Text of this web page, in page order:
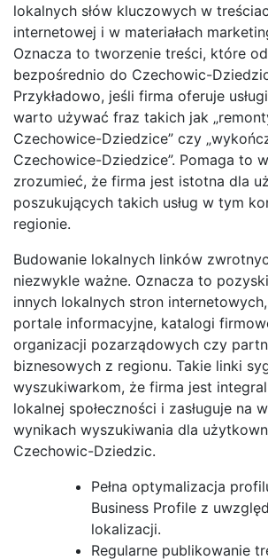
lokalnych słów kluczowych w
internetowej i w materiałach
Oznacza to tworzenie treści, które
bezpośrednio do Czechowic-
Przykładowo, jeśli firma oferuje
warto używać fraz takich jak
Czechowice-Dziedzice” czy
Czechowice-Dziedzice”. Pomaga to
zrozumieć, że firma jest istotna dla
poszukujących takich usług w tym
regionie.
Budowanie lokalnych linków
niezwykle ważne. Oznacza to
innych lokalnych stron
portale informacyjne, katalogi
organizacji pozarządowych czy
biznesowych z regionu. Takie linki
wyszukiwarkom, że firma jest
lokalnej społeczności i zasługuje na
wynikach wyszukiwania dla
Czechowic-Dziedzic.
Pełna optymalizacja
Business Profile z
lokalizacji.
Regularne publikowanie